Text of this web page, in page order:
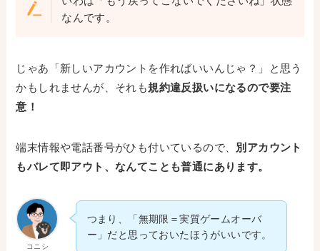
なんです。
じゃあ「新しいアカウントを作ればいいんじゃ？」と思う
かもしれませんが、それも規約違反扱いになるので要注
意！
端末情報や電話番号がひも付いているので、 別アカウント
もバレて即アウト、なんてことも普通にあります。
コニシ
つまり、「無期限＝実質ゲームオーバ
ー」だと思っておいたほうがいいです。